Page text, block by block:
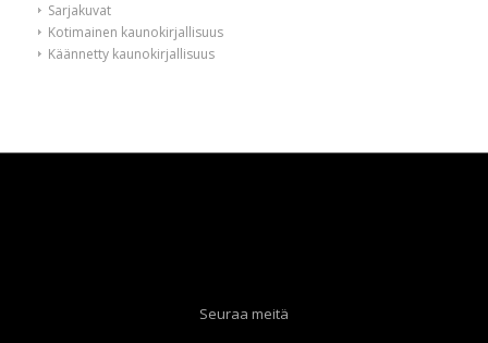
Sarjakuvat
Kotimainen kaunokirjallisuus
Käännetty kaunokirjallisuus
Seuraa meitä